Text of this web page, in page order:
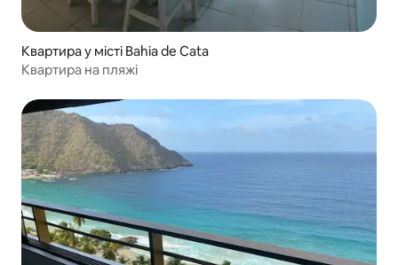
Квартира у місті Bahia de Cata
Квартира на пляжі